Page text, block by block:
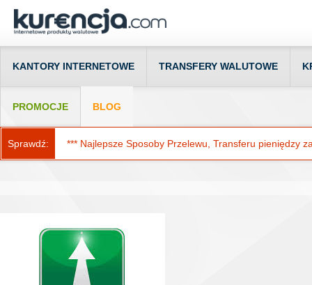
KANTORY INTERNETOWE TRANSFERY WALUTOWE
PROMOCJE BLOG
Sprawdź: *** Najlepsze Sposoby Przelewu, Transferu pieniędzy